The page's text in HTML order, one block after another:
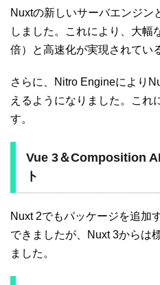
Nuxtの新しいサーバエンジン
しました。これにより、大幅
倍）と高速化が実現されてい
さらに、Nitro Engineにより
えるようになりました。これ
す。
Vue 3＆Composition
ト
Nuxt 2でもパッケージを追加
できましたが、Nuxt 3からは
ました。